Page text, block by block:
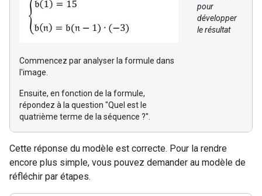
Commencez par analyser la formule dans
l'image.
Ensuite, en fonction de la formule,
répondez à la question "Quel est le
quatrième terme de la séquence ?".
pour
développer
le résultat
Cette réponse du modèle est correcte. Pour la rendre
encore plus simple, vous pouvez demander au modèle de
réfléchir par étapes.